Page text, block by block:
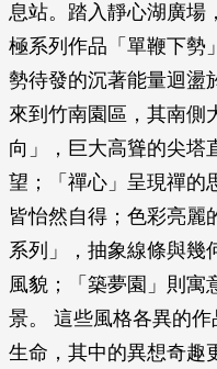
息站。踏入靜心湖廣場
極系列作品「單鞭下勢
勢待發的沉著能量迴盪
來到竹南園區，其南側
向」，巨大高聳的尖塔
望；「禪心」呈現禪的
皆怡然自得；色彩亮麗
系列」，抽象線條與幾
風貌；「築夢園」則寓
景。 這些風格各異的
生命，其中的異想奇趣